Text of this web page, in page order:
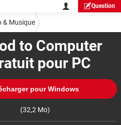
Question
to Computer
pour PC
pour Windows
(32,2 Mo)
& Musique